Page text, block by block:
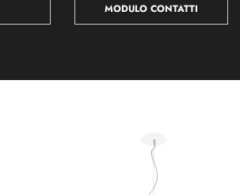
MODULO CONTATTI